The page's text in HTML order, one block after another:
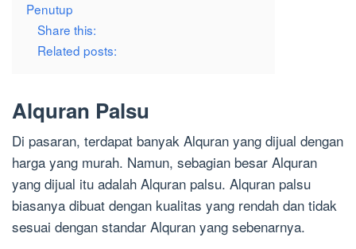
Penutup
Share this:
Related posts:
Alquran Palsu
Di pasaran, terdapat banyak Alquran yang dijual dengan
harga yang murah. Namun, sebagian besar Alquran
yang dijual itu adalah Alquran palsu. Alquran palsu
biasanya dibuat dengan kualitas yang rendah dan tidak
sesuai dengan standar Alquran yang sebenarnya.